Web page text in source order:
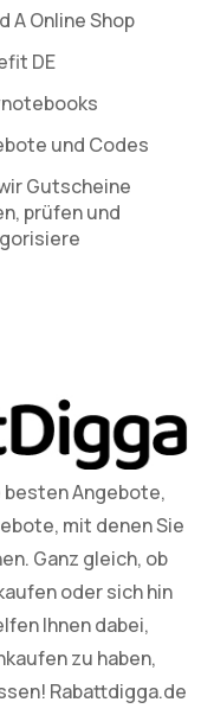
A Online Shop
DE
und Codes
Gutscheine
prüfen und
besten Angebote,
mit denen Sie
Ganz gleich, ob
oder sich hin
Ihnen dabei,
zu haben,
Rabattdigga.de